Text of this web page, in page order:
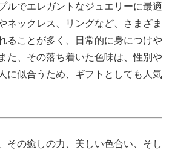
ルでエレガントなジュエリーに最適
ネックレス、リングなど、さまざま
ることが多く、日常的に身につけや
た、その落ち着いた色味は、性別や
に似合うため、ギフトとしても人気
その癒しの力、美しい色合い、そし